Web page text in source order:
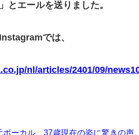
とエールを送りました。
では、
nl/articles/2401/09/
ボーカル、37歳現在の姿に驚きの声